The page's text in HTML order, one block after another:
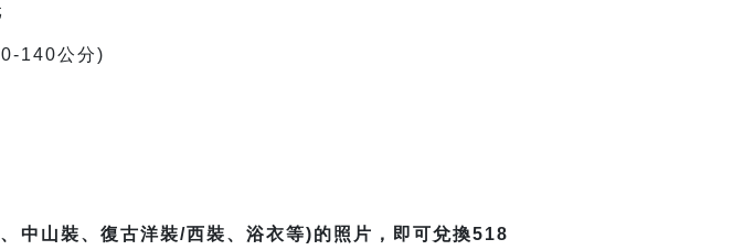
140公分)
中山裝、復古洋裝/西裝、浴衣等)的照片，即可兌換518